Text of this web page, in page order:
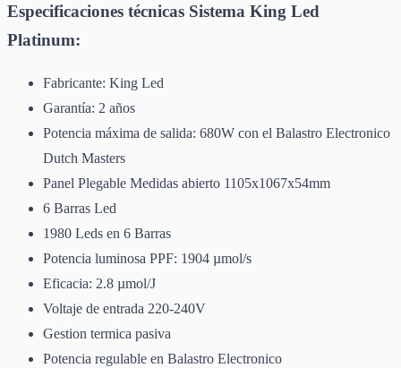
Especificaciones técnicas Sistema King Led
Platinum:
Fabricante: King Led
Garantía: 2 años
Potencia máxima de salida: 680W con el Balastro Electronico
Dutch Masters
Panel Plegable Medidas abierto 1105x1067x54mm
6 Barras Led
1980 Leds en 6 Barras
Potencia luminosa PPF: 1904 µmol/s
Eficacia: 2.8 µmol/J
Voltaje de entrada 220-240V
Gestion termica pasiva
Potencia regulable en Balastro Electronico